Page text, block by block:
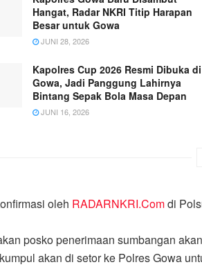
Hangat, Radar NKRI Titip Harapan
Besar untuk Gowa
JUNI 28, 2026
Kapolres Cup 2026 Resmi Dibuka di
Gowa, Jadi Panggung Lahirnya
Bintang Sepak Bola Masa Depan
JUNI 16, 2026
oleh RADARNKRI.Comdi
posko penerimaan sumbangan
akan di setor ke Polres Gowa